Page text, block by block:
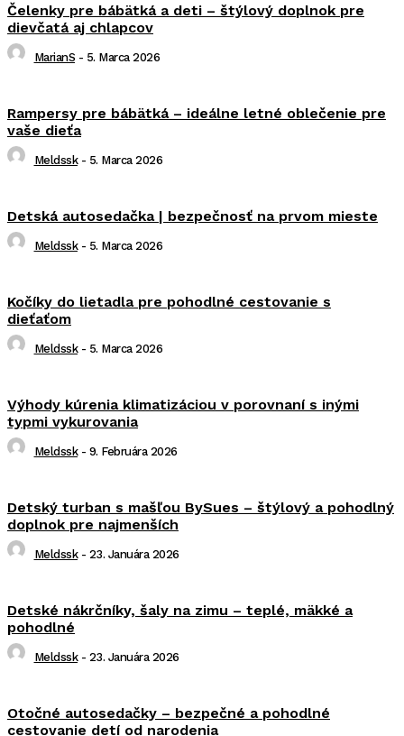
Čelenky pre bábätká a deti – štýlový doplnok pre
dievčatá aj chlapcov
MarianS - 5. Marca 2026
Rampersy pre bábätká – ideálne letné oblečenie pre
vaše dieťa
Meldssk - 5. Marca 2026
Detská autosedačka | bezpečnosť na prvom mieste
Meldssk - 5. Marca 2026
Kočíky do lietadla pre pohodlné cestovanie s
dieťaťom
Meldssk - 5. Marca 2026
Výhody kúrenia klimatizáciou v porovnaní s inými
typmi vykurovania
Meldssk - 9. Februára 2026
Detský turban s mašľou BySues – štýlový a pohodlný
doplnok pre najmenších
Meldssk - 23. Januára 2026
Detské nákrčníky, šaly na zimu – teplé, mäkké a
pohodlné
Meldssk - 23. Januára 2026
Otočné autosedačky – bezpečné a pohodlné
cestovanie detí od narodenia